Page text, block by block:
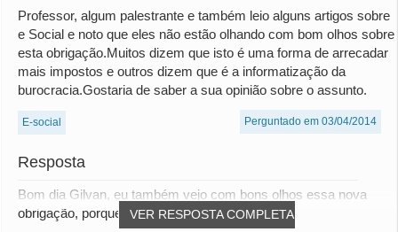
Professor, algum palestrante e também leio alguns artigos sobre
e Social e noto que eles não estão olhando com bom olhos sobre
esta obrigação.Muitos dizem que isto é uma forma de arrecadar
mais impostos e outros dizem que é a informatização da
burocracia.Gostaria de saber a sua opinião sobre o assunto.
E-social Perguntado em 03/04/2014
Resposta
VER RESPOSTA COMPLETA
Bom dia Gilvan, eu também vejo com bons olhos essa nova
obrigação, porque ela traz a uniformidade de...